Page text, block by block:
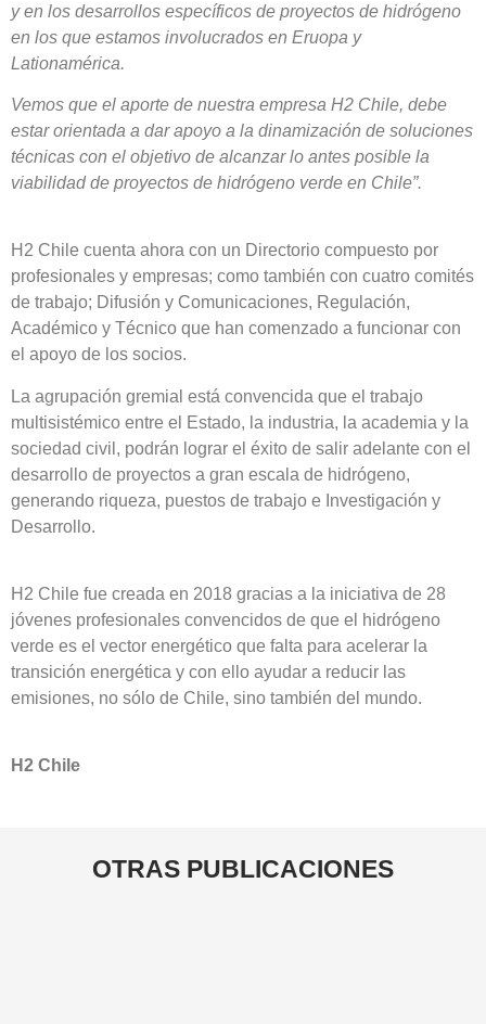
y en los desarrollos específicos de proyectos de hidrógeno
en los que estamos involucrados en Eruopa y
Lationamérica.
Vemos que el aporte de nuestra empresa H2 Chile, debe
estar orientada a dar apoyo a la dinamización de soluciones
técnicas con el objetivo de alcanzar lo antes posible la
viabilidad de proyectos de hidrógeno verde en Chile”.
H2 Chile cuenta ahora con un Directorio compuesto por
profesionales y empresas; como también con cuatro comités
de trabajo; Difusión y Comunicaciones, Regulación,
Académico y Técnico que han comenzado a funcionar con
el apoyo de los socios.
La agrupación gremial está convencida que el trabajo
multisistémico entre el Estado, la industria, la academia y la
sociedad civil, podrán lograr el éxito de salir adelante con el
desarrollo de proyectos a gran escala de hidrógeno,
generando riqueza, puestos de trabajo e Investigación y
Desarrollo.
H2 Chile fue creada en 2018 gracias a la iniciativa de 28
jóvenes profesionales convencidos de que el hidrógeno
verde es el vector energético que falta para acelerar la
transición energética y con ello ayudar a reducir las
emisiones, no sólo de Chile, sino también del mundo.
H2 Chile
OTRAS PUBLICACIONES